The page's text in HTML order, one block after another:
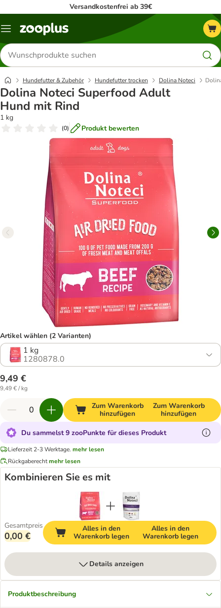
Versandkostenfrei ab 39€
Menü
Produkte
suchen
Hundefutter & Zubehör Hundefutter trocken Dolina Noteci
Dolina Noteci Superfood Adult
Hund mit Rind
1 kg
(0) Produkt bewerten
Artikel wählen (2 Varianten)
1 kg
1280878.0
9,49 €
9,49 € / kg
Zum Warenkorb
hinzufügen
Zum Warenkorb
hinzufügen
Du sammelst 9 zooPunkte für dieses Produkt
Lieferzeit 2-3 Werktage. mehr lesen
Rückgaberechtmehr lesen
Kombinieren Sie es mit
Gesamtpreis
0,00 €
Alles in den
Warenkorb legen
Alles in den
Warenkorb legen
Details anzeigen
Produktbeschreibung